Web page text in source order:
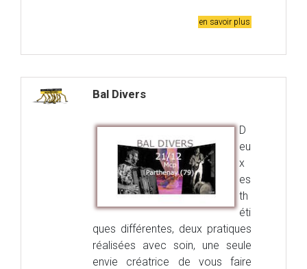
en savoir plus
Bal Divers
D
eu
x
es
th
éti
ques différentes, deux pratiques
réalisées avec soin, une seule
envie créatrice de vous faire